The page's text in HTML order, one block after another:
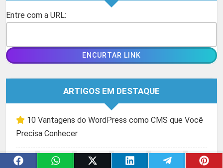
Entre com a URL:
ARTIGOS EM DESTAQUE
10 Vantagens do WordPress como CMS que Você
Precisa Conhecer
10 Estratégias para Otimizar Seu Site de E-